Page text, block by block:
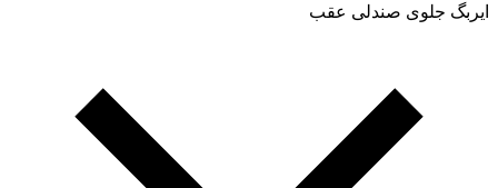
ایربگ جلوی صندلی عقب